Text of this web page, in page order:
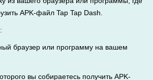
APK-файл Tap Tap Dash.
браузер или программу на вашем
вы собираетесь получить APK-